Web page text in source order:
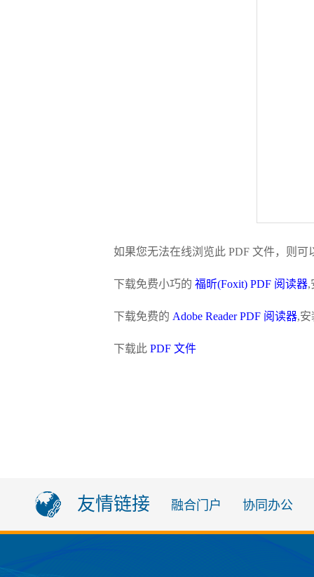
如果您无法在线浏览此 PDF 文件，则可
下载免费小巧的 福昕(Foxit) PDF 阅读器,
下载免费的 Adobe Reader PDF 阅读器,
下载此 PDF 文件
友情链接 融合门户 协同办公